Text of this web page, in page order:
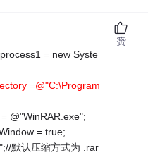
= new Syste
=@"C:\Program
@"WinRAR.exe";
= true;
默认压缩方式为 .rar
赞